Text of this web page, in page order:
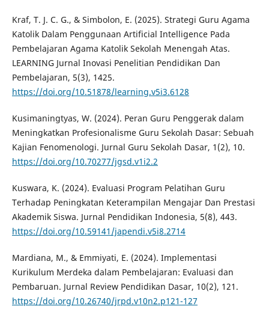
Kraf, T. J. C. G., & Simbolon, E. (2025). Strategi Guru Agama
Katolik Dalam Penggunaan Artificial Intelligence Pada
Pembelajaran Agama Katolik Sekolah Menengah Atas.
LEARNING Jurnal Inovasi Penelitian Pendidikan Dan
Pembelajaran, 5(3), 1425.
https://doi.org/10.51878/learning.v5i3.6128
Kusimaningtyas, W. (2024). Peran Guru Penggerak dalam
Meningkatkan Profesionalisme Guru Sekolah Dasar: Sebuah
Kajian Fenomenologi. Jurnal Guru Sekolah Dasar, 1(2), 10.
https://doi.org/10.70277/jgsd.v1i2.2
Kuswara, K. (2024). Evaluasi Program Pelatihan Guru
Terhadap Peningkatan Keterampilan Mengajar Dan Prestasi
Akademik Siswa. Jurnal Pendidikan Indonesia, 5(8), 443.
https://doi.org/10.59141/japendi.v5i8.2714
Mardiana, M., & Emmiyati, E. (2024). Implementasi
Kurikulum Merdeka dalam Pembelajaran: Evaluasi dan
Pembaruan. Jurnal Review Pendidikan Dasar, 10(2), 121.
https://doi.org/10.26740/jrpd.v10n2.p121-127